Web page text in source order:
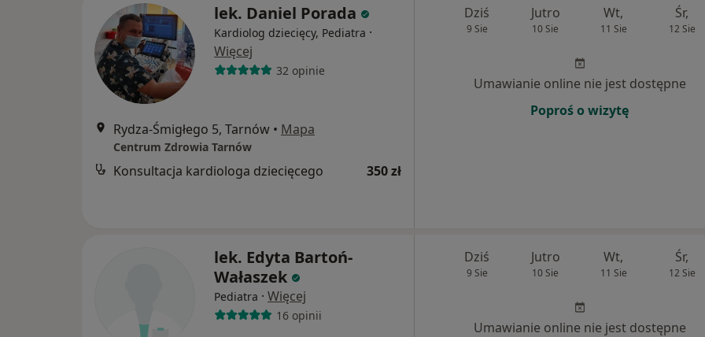
lek. Daniel Porada
Kardiolog dziecięcy, Pediatra ·
Więcej
32 opinie
Rydza-Śmigłego 5, Tarnów • Mapa
Centrum Zdrowia Tarnów
Konsultacja kardiologa dziecięcego 350 zł
Dziś
9 Sie
Jutro
10 Sie
Wt,
11 Sie
Śr,
12 Sie
Umawianie online nie jest dostępne
Poproś o wizytę
lek. Edyta Bartoń-
Wałaszek
Pediatra · Więcej
16 opinii
Dziś
9 Sie
Jutro
10 Sie
Wt,
11 Sie
Śr,
12 Sie
Umawianie online nie jest dostępne